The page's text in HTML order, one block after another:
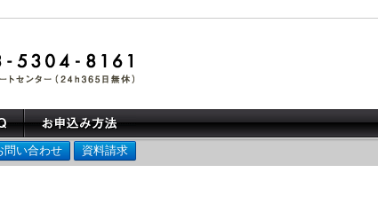
資料請求
問い合わせ